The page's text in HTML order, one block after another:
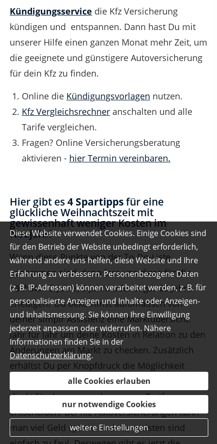
Kündigungsservice die Kfz Versicherung
kündigen und entspannen. Dann hast Du mit
unserer Hilfe einen ganzen Monat mehr Zeit, um
die geeignete und günstigere Autoversicherung
für dein Kfz zu finden.
Online die Kündigungsvorlagen nutzen.
Kfz Vergleichsrechner anschalten und alle
Tarife vergleichen.
Fragen? Online Versicherungsberatung
aktivieren - hier Termin vereinbaren.
Hier gibt es4 Spartippsfür eine
glückliche Weihnachtszeit mit
gewissenhaft weniger Kosten im
Neujahr!
Wenn diese Punkte von der To-Do-Liste
genommen sind, dann lass uns diese für die
nächsten 2 Jahre, 5 Jahre oder sogar 20 Jahre
erledigen? Du bekommst automatisch von
deiner simplr Assistenz eine Marktübersicht.
Jahr für Jahr um deine Kosten in Relation zu den
Änderungen am Markt zu checken. Zusätzlich
erhältst Du per Knopfdruck die Möglichkeit
deinen aktiven Vertrag zu kündigen und dich
direkt für den neuen - besseren - Tarif zu
entscheiden. Bei Kfz-Autoversicherungen kann
man viel Geld sparen und die meisten sind
Diese Website verwendet Cookies. Einige Cookies sind
für den Betrieb der Website unbedingt erforderlich,
während andere uns helfen, diese Website und Ihre
Erfahrung zu verbessern. Personenbezogene Daten
(z. B. IP-Adressen) können verarbeitet werden, z. B. für
personalisierte Anzeigen und Inhalte oder Anzeigen-
und Inhaltsmessung. Sie können Ihre Einwilligung
jederzeit anpassen oder widerrufen. Nähere
Informationen finden Sie in der
Datenschutzerklärung.
alle Cookies erlauben
nur notwendige Cookies
weitere Einstellungen